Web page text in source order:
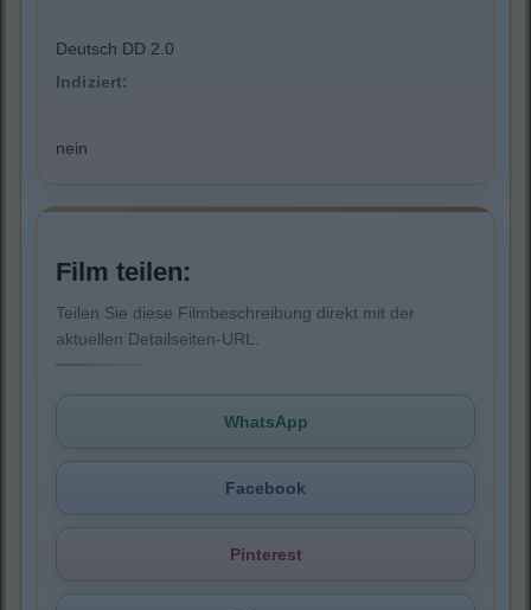
Deutsch DD 2.0
Indiziert:
nein
Film teilen:
Teilen Sie diese Filmbeschreibung direkt mit der
aktuellen Detailseiten-URL.
WhatsApp
Facebook
Pinterest